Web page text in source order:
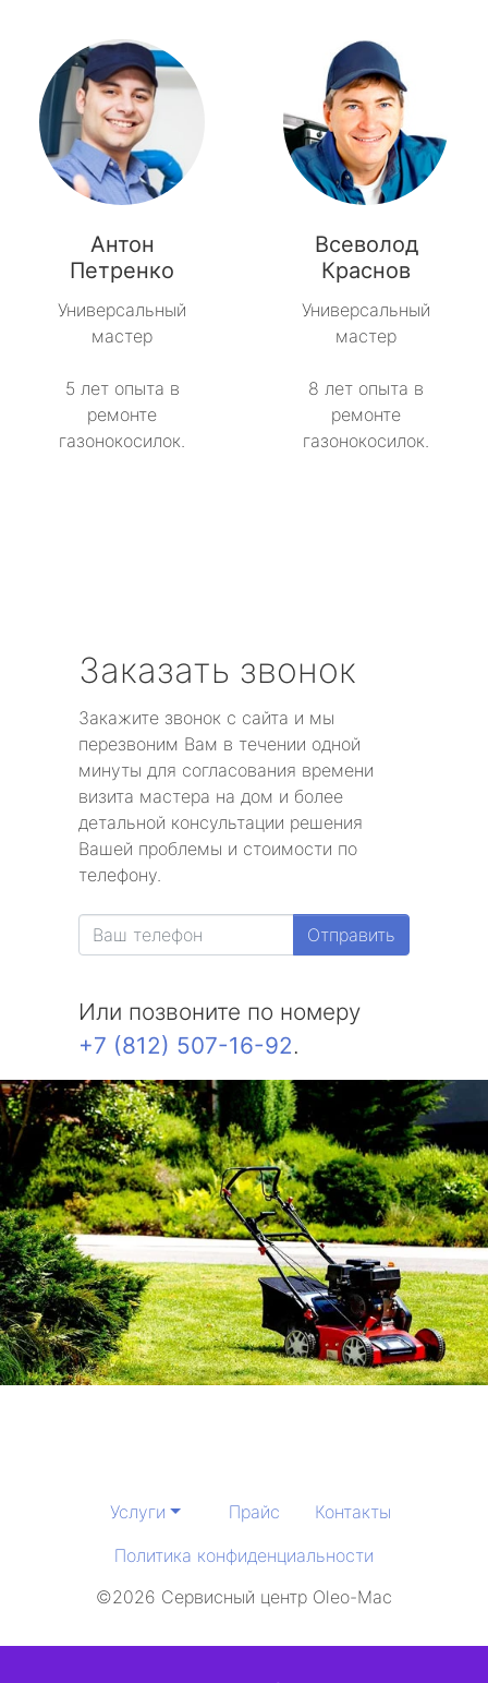
Фёдоровское
Форносово
Янино-1
Антон
Петренко
Универсальный
мастер
5 лет опыта в
ремонте
газонокосилок.
Всеволод
Краснов
Универсальный
мастер
8 лет опыта в
ремонте
газонокосилок.
Заказать звонок
Закажите звонок с сайта и мы
перезвоним Вам в течении одной
минуты для согласования времени
визита мастера на дом и более
детальной консультации решения
Вашей проблемы и стоимости по
телефону.
Отправить
Или позвоните по номеру
+7 (812) 507-16-92.
Услуги Прайс
Контакты
Политика конфиденциальности
©2026 Сервисный центр Oleo-Mac